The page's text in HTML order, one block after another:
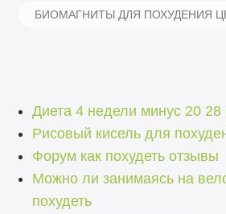
БИОМАГНИТЫ ДЛЯ ПОХУДЕНИЯ
Диета 4 недели минус 20 28
Рисовый кисель для
Форум как похудеть отзывы
Можно ли занимаясь на
похудеть